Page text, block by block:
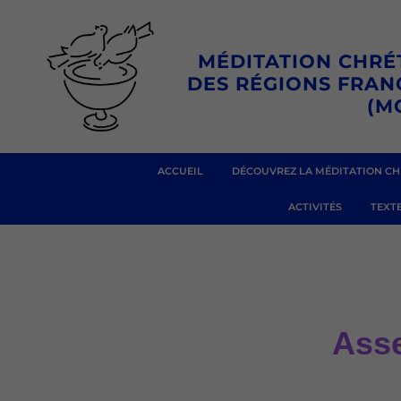
contenu
MÉDITATION
DES RÉGIONS
ACCUEIL DÉCOUVREZ LA MÉDITATION
ACTIVITÉS